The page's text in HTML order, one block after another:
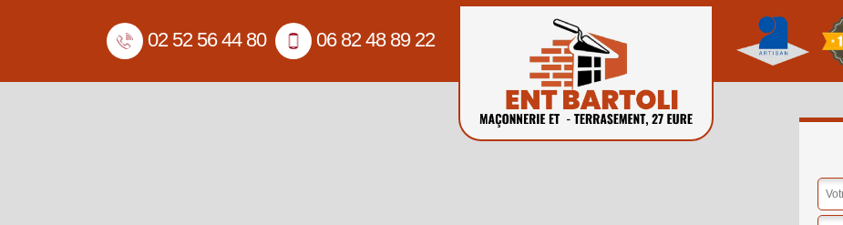
02 52 56 44 80 06 82 48 89 22